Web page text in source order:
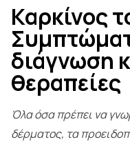
Καρκίνος
διάγνωση
θεραπείες
Όλα όσα πρέπει να
δέρματος, τα